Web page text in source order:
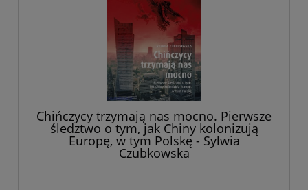
Chińczycy trzymają nas mocno. Pierwsze
śledztwo o tym, jak Chiny kolonizują
Europę, w tym Polskę - Sylwia
Czubkowska